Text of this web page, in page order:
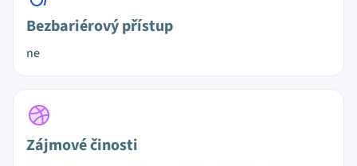
Bezbariérový přístup
ne
Zájmové činosti